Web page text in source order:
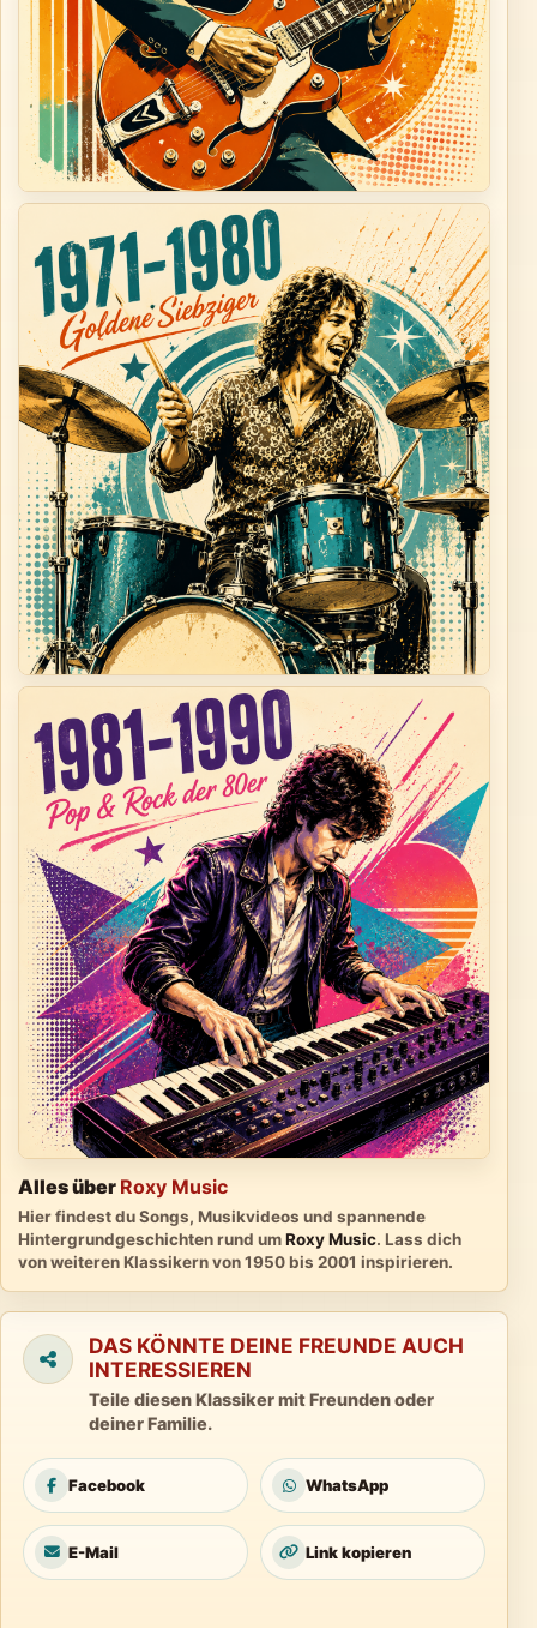
Alles über Roxy Music
Hier findest du Songs, Musikvideos und spannende
Hintergrundgeschichten rund umRoxy Music. Lass dich
von weiteren Klassikern von 1950 bis 2001 inspirieren.
DAS KÖNNTE DEINE FREUNDE AUCH
INTERESSIEREN
Teile diesen Klassiker mit Freunden oder
deiner Familie.
Facebook WhatsApp
E-Mail Link kopieren